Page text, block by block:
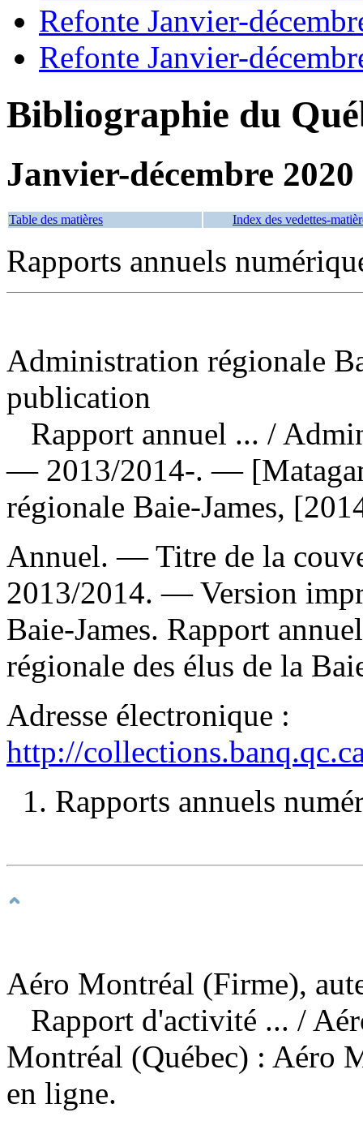
Refonte Janvier-
Refonte Janvier-
Bibliographie du
Janvier-décembre 2020
Table des matières Index des vedettes-
Rapports annuels
Administration régionale
publication
Rapport annuel ... /
— 2013/2014-. —
régionale Baie-James,
Annuel. — Titre de la
2013/2014. —Version
Baie-James. Rapport
régionale des élus de la
Adresse électronique :
http://
1. Rapports annuels
Aéro Montréal (Firme),
Rapport d'activité ... /
Montréal (Québec) : Aéro
en ligne.